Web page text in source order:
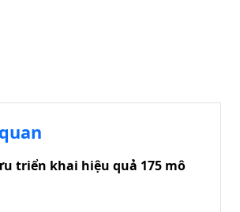
triển khai hiệu quả 175 mô